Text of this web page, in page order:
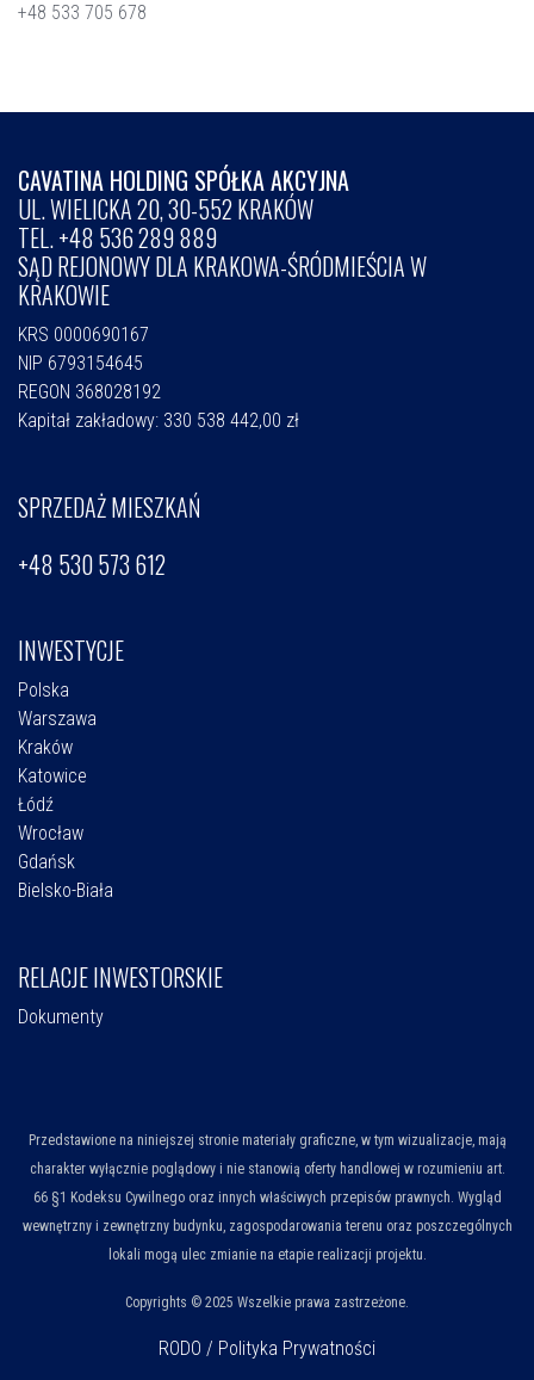
+48 533 705 678
CAVATINA HOLDING SPÓŁKA AKCYJNA
UL. WIELICKA 20, 30-552 KRAKÓW
TEL. +48 536 289 889
SĄD REJONOWY DLA KRAKOWA-ŚRÓDMIEŚCIA W
KRAKOWIE
KRS 0000690167
NIP 6793154645
REGON 368028192
Kapitał zakładowy: 330 538 442,00 zł
SPRZEDAŻ MIESZKAŃ
+48 530 573 612
INWESTYCJE
Polska
Warszawa
Kraków
Katowice
Łódź
Wrocław
Gdańsk
Bielsko-Biała
RELACJE INWESTORSKIE
Dokumenty
Przedstawione na niniejszej stronie materiały graficzne, w tym wizualizacje, mają
charakter wyłącznie poglądowy i nie stanowią oferty handlowej w rozumieniu art.
66 §1 Kodeksu Cywilnego oraz innych właściwych przepisów prawnych. Wygląd
wewnętrzny i zewnętrzny budynku, zagospodarowania terenu oraz poszczególnych
lokali mogą ulec zmianie na etapie realizacji projektu.
Copyrights © 2025 Wszelkie prawa zastrzeżone.
RODO / Polityka Prywatności